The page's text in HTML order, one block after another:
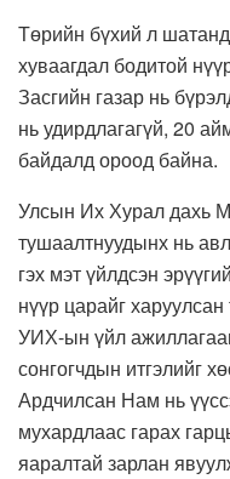
Төрийн бүхий л
хуваагдал бодитой
Засгийн газар нь
нь удирдлагагүй, 20
байдалд ороод байна.
Улсын Их Хурал дахь
тушаалтнуудынх нь
гэх мэт үйлдсэн
нүүр царайг
УИХ-ын үйл
сонгогчдын итгэлийг
Ардчилсан Нам нь
мухардлаас гарах
яаралтай зарлан